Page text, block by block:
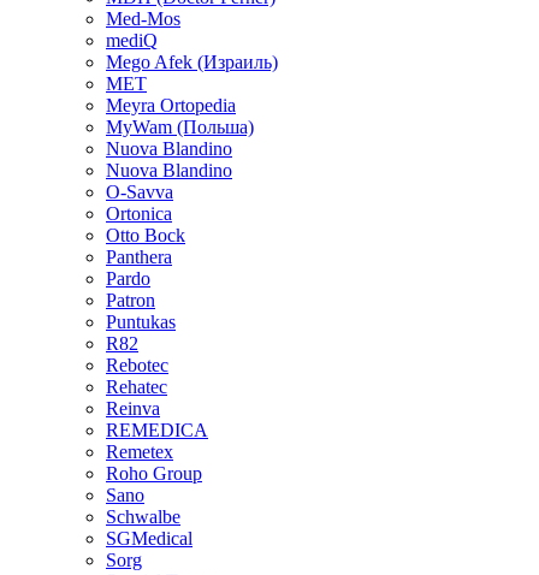
Med-Mos
mediQ
Mego Afek (Израиль)
MET
Meyra Ortopedia
MyWam (Польша)
Nuova Blandino
Nuova Blandino
O-Savva
Ortonica
Otto Bock
Panthera
Pardo
Patron
Puntukas
R82
Rebotec
Rehatec
Reinva
REMEDICA
Remetex
Roho Group
Sano
Schwalbe
SGMedical
Sorg